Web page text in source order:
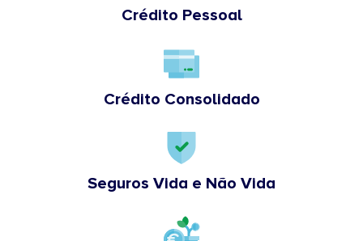
Crédito Pessoal
Crédito Consolidado
Seguros Vida e Não Vida